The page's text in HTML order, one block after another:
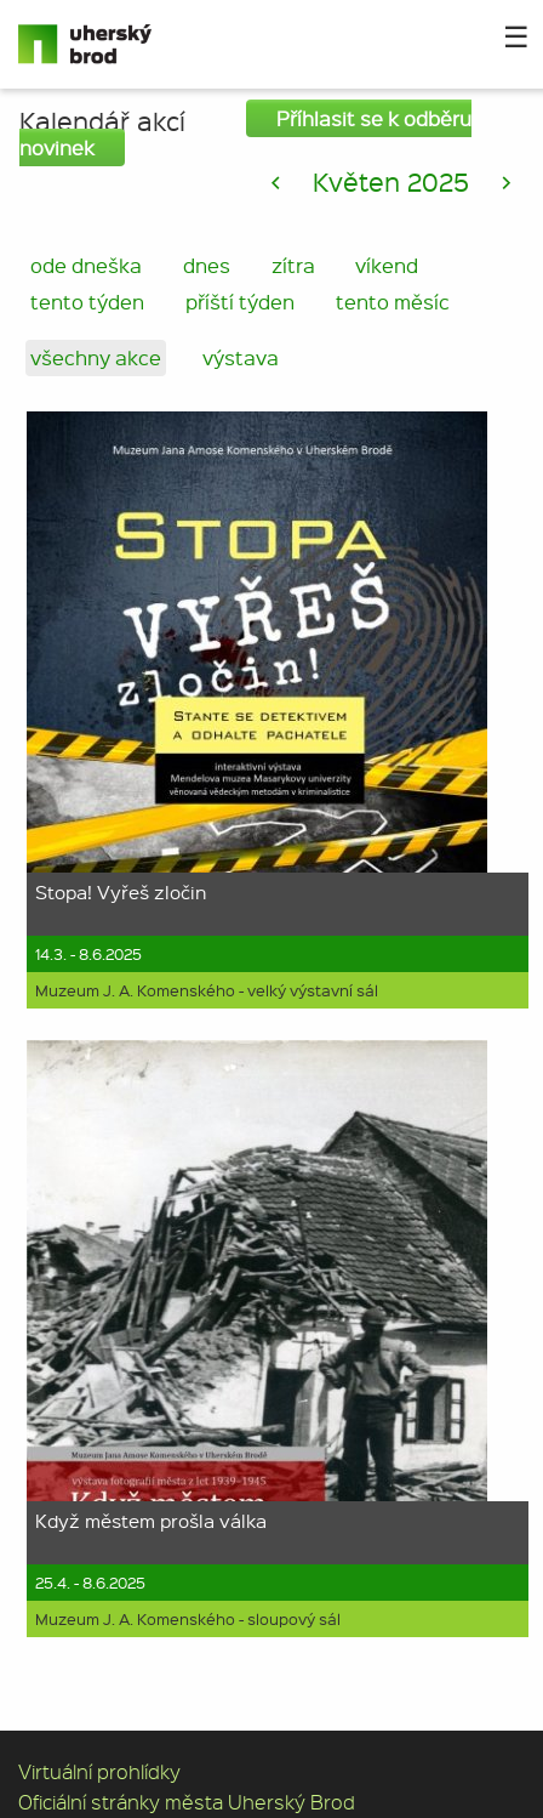
☰
Kalendář akcí
Příhlasit se k odběru
novinek
< Květen 2025 >
ode dneška dnes zítra
víkend
tento týden
příští týden tento měsíc
všechny akce výstava
Stopa! Vyřeš zločin
14.3. - 8.6.2025
Muzeum J. A. Komenského - velký výstavní sál
Když městem prošla válka
25.4. - 8.6.2025
Muzeum J. A. Komenského - sloupový sál
Virtuální prohlídky
Oficiální stránky města Uherský Brod